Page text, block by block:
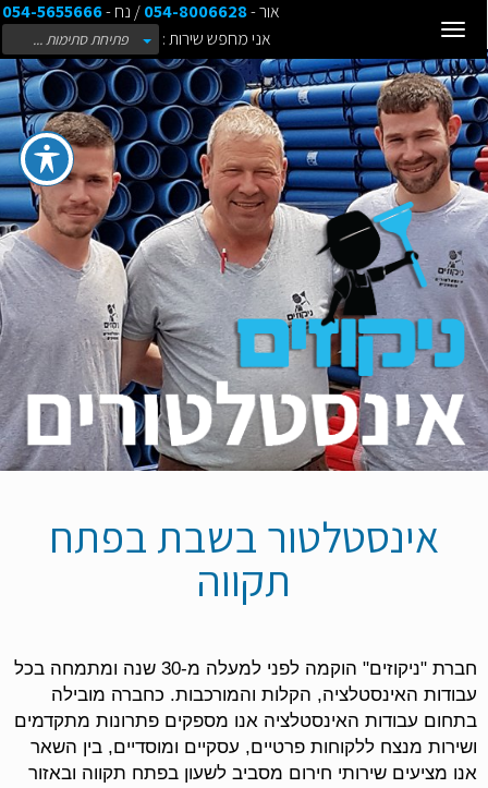
Toggle
אור -054-8006628/ נח -054-5655666
אני מחפש שירות :
פתיחת סתימות ...
אינסטלטור בשבת בפתח
תקווה
חברת "ניקוזים" הוקמה לפני למעלה מ-30 שנה ומתמחה בכל
עבודות האינסטלציה, הקלות והמורכבות. כחברה מובילה
בתחום עבודות האינסטלציה אנו מספקים פתרונות מתקדמים
ושירות מנצח ללקוחות פרטיים, עסקיים ומוסדיים, בין השאר
אנו מציעים שירותי חירום מסביב לשעון בפתח תקווה ובאזור